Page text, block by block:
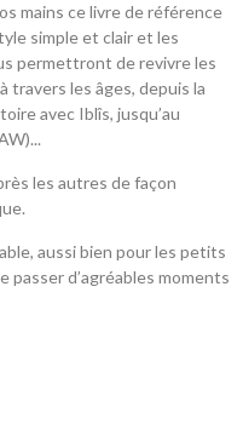
mains ce livre de référence
simple et clair et les
permettront de revivre les
travers les âges, depuis la
avec Iblîs, jusqu’au
les autres de façon
aussi bien pour les petits
passer d’agréables moments